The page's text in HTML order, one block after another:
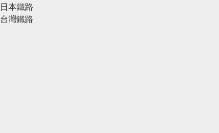
日本鐵路
台灣鐵路